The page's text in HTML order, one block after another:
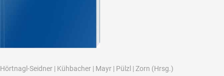
Hörtnagl-Seidner | Kühbacher | Mayr | Pülzl | Zorn (Hrsg.)